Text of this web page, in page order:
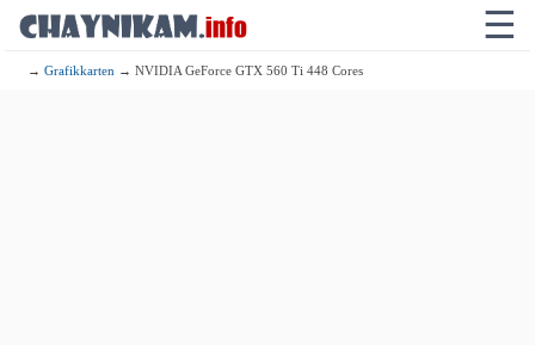
☰
→Grafikkarten → NVIDIA GeForce GTX 560 Ti 448 Cores